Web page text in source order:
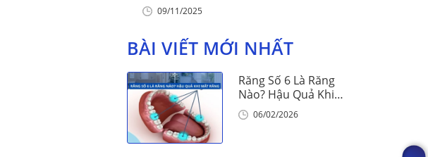
09/11/2025
BÀI VIẾT MỚI NHẤT
Răng Số 6 Là Răng
Nào? Hậu Quả Khi
Mất Răng Số 6
06/02/2026